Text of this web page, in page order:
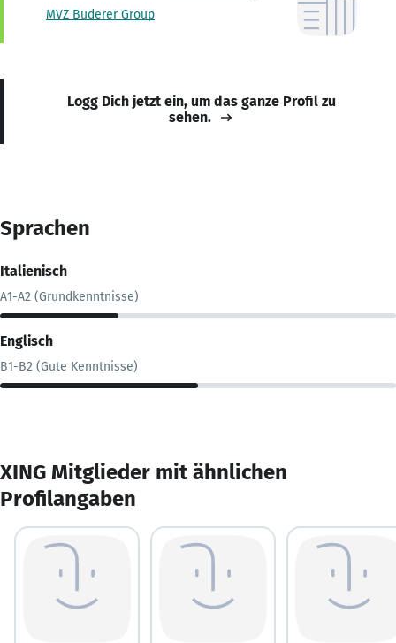
MVZ Buderer Group
Logg Dich jetzt ein, um das ganze Profil zu
sehen.
Sprachen
Italienisch
A1-A2 (Grundkenntnisse)
Englisch
B1-B2 (Gute Kenntnisse)
XING Mitglieder mit ähnlichen
Profilangaben